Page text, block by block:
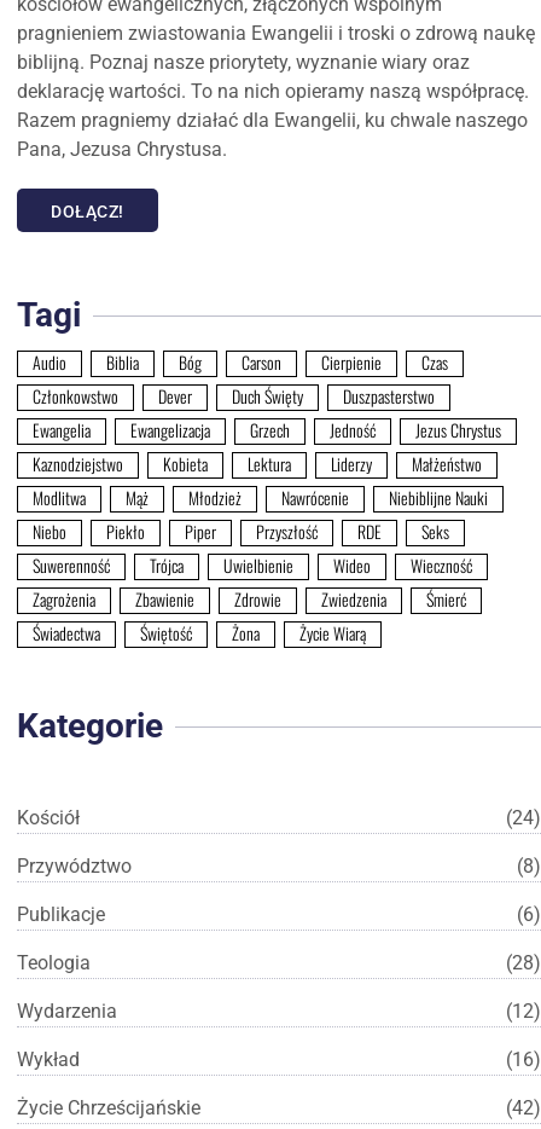
kościołów ewangelicznych, złączonych wspólnym
pragnieniem zwiastowania Ewangelii i troski o zdrową naukę
biblijną. Poznaj nasze priorytety, wyznanie wiary oraz
deklarację wartości. To na nich opieramy naszą współpracę.
Razem pragniemy działać dla Ewangelii, ku chwale naszego
Pana, Jezusa Chrystusa.
DOŁĄCZ!
Tagi
Audio Biblia Bóg Carson Cierpienie
Czas
Członkowstwo
Dever Duch Święty
Duszpasterstwo
Ewangelia
Ewangelizacja Grzech Jedność
Jezus Chrystus
Kaznodziejstwo
Kobieta Lektura Liderzy
Małżeństwo
Modlitwa
Mąż Młodzież Nawrócenie
Niebiblijne Nauki
Niebo
Piekło Piper Przyszłość RDE
Seks
Suwerenność
Trójca Uwielbienie Wideo
Wieczność
Zagrożenia
Zbawienie Zdrowie Zwiedzenia
Śmierć
Świadectwa
Świętość Żona Życie Wiarą
Kategorie
Kościół (24)
Przywództwo (8)
Publikacje (6)
Teologia (28)
Wydarzenia (12)
Wykład (16)
Życie Chrześcijańskie (42)